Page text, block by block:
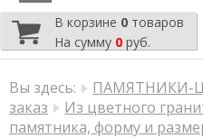
В корзине 0 товаров
На сумму 0 руб.
Вы здесь: ПАМЯТНИКИ-
заказ
Из цветного
памятника, форму и